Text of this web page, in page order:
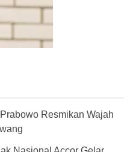
Resmikan Wajah